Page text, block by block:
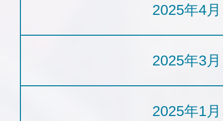
2025年4月
2025年3月
2025年1月